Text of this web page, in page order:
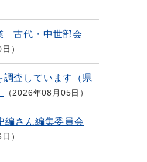
古代・中世部会
調査しています（県
2026年08月05日
編さん編集委員会